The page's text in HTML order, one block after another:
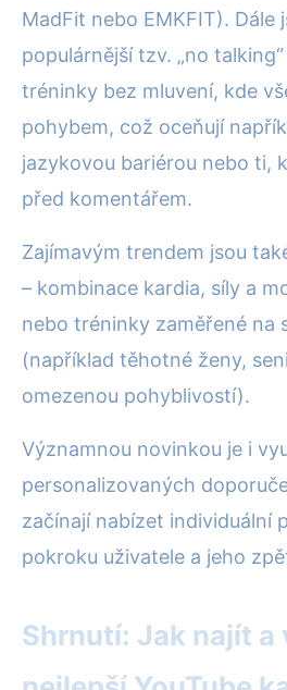
MadFit nebo EMKFIT). Dále
populárnější tzv. „no
tréninky bez mluvení, kde
pohybem, což oceňují
jazykovou bariérou nebo ti,
před komentářem.
Zajímavým trendem jsou
– kombinace kardia, síly a
nebo tréninky zaměřené na
(například těhotné ženy,
omezenou pohyblivostí).
Významnou novinkou je i
personalizovaných
začínají nabízet individuální
pokroku uživatele a jeho
Shrnutí: Jak najít a